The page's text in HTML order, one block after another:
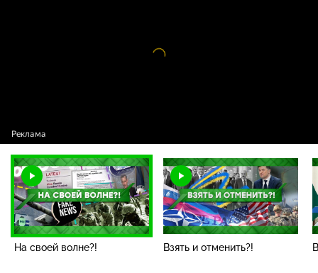
Видео
На своей волне?! Взять и отменить?!